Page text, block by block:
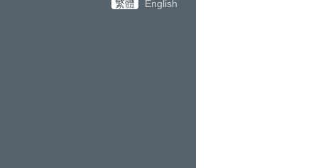
繁體 English